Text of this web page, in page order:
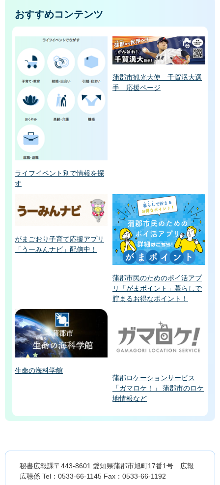
おすすめコンテンツ
ライフイベント別で情報を探
す
蒲郡市観光大使 千賀滉大選
手 応援ページ
がまごおり子育て応援アプリ
「うーみんナビ」配信中！
蒲郡市民のためのポイ活アプ
リ「がまポイント」暮らしで
貯まるお得なポイント！
生命の海科学館
蒲郡ロケーションサービス
「ガマロケ！」 蒲郡市のロケ
地情報など
秘書広報課〒443-8601 愛知県蒲郡市旭町17番1号 広報
広聴係 Tel：0533-66-1145 Fax：0533-66-1192